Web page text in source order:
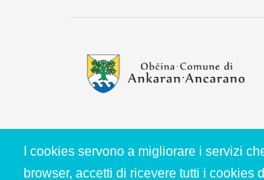
I cookies servono a migliorare i servizi
browser, accetti di ricevere tutti i cookies
© 2026 COMUNE DI ANCARANO,